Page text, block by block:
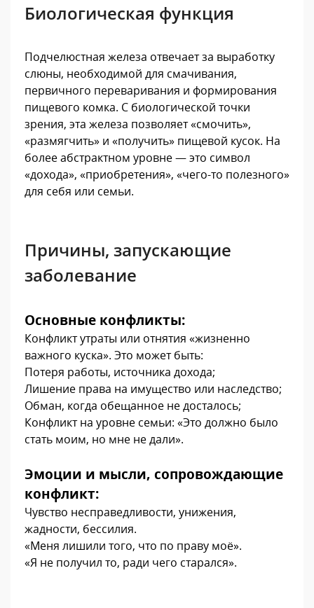
Биологическая функция
Подчелюстная железа отвечает за выработку
слюны, необходимой для смачивания,
первичного переваривания и формирования
пищевого комка. С биологической точки
зрения, эта железа позволяет «смочить»,
«размягчить» и «получить» пищевой кусок. На
более абстрактном уровне — это символ
«дохода», «приобретения», «чего-то полезного»
для себя или семьи.
Причины, запускающие
заболевание
Основные конфликты:
Конфликт утраты или отнятия «жизненно
важного куска». Это может быть:
Потеря работы, источника дохода;
Лишение права на имущество или наследство;
Обман, когда обещанное не досталось;
Конфликт на уровне семьи: «Это должно было
стать моим, но мне не дали».
Эмоции и мысли, сопровождающие
конфликт:
Чувство несправедливости, унижения,
жадности, бессилия.
«Меня лишили того, что по праву моё».
«Я не получил то, ради чего старался».